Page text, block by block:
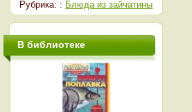
Рубрика: : Блюда из зайчатины
В библиотеке